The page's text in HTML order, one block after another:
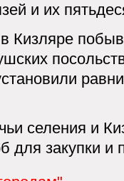
и их
Кизляре
селения и
для закупки